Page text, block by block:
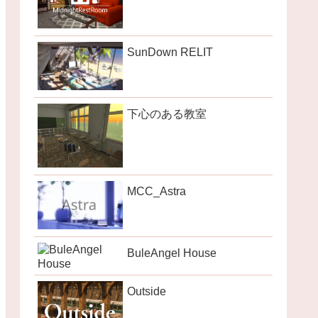
SunDown RELIT
下心のある教室
MCC_Astra
BuleAngel House
Outside